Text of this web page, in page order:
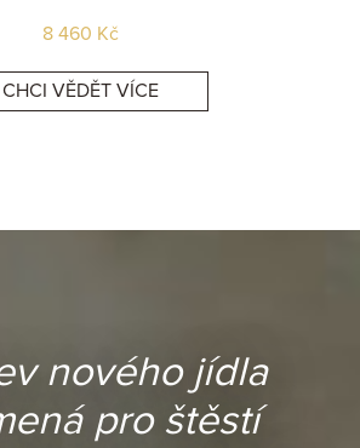
8 460 Kč
CHCI VĚDĚT VÍCE
nového jídla
pro štěstí